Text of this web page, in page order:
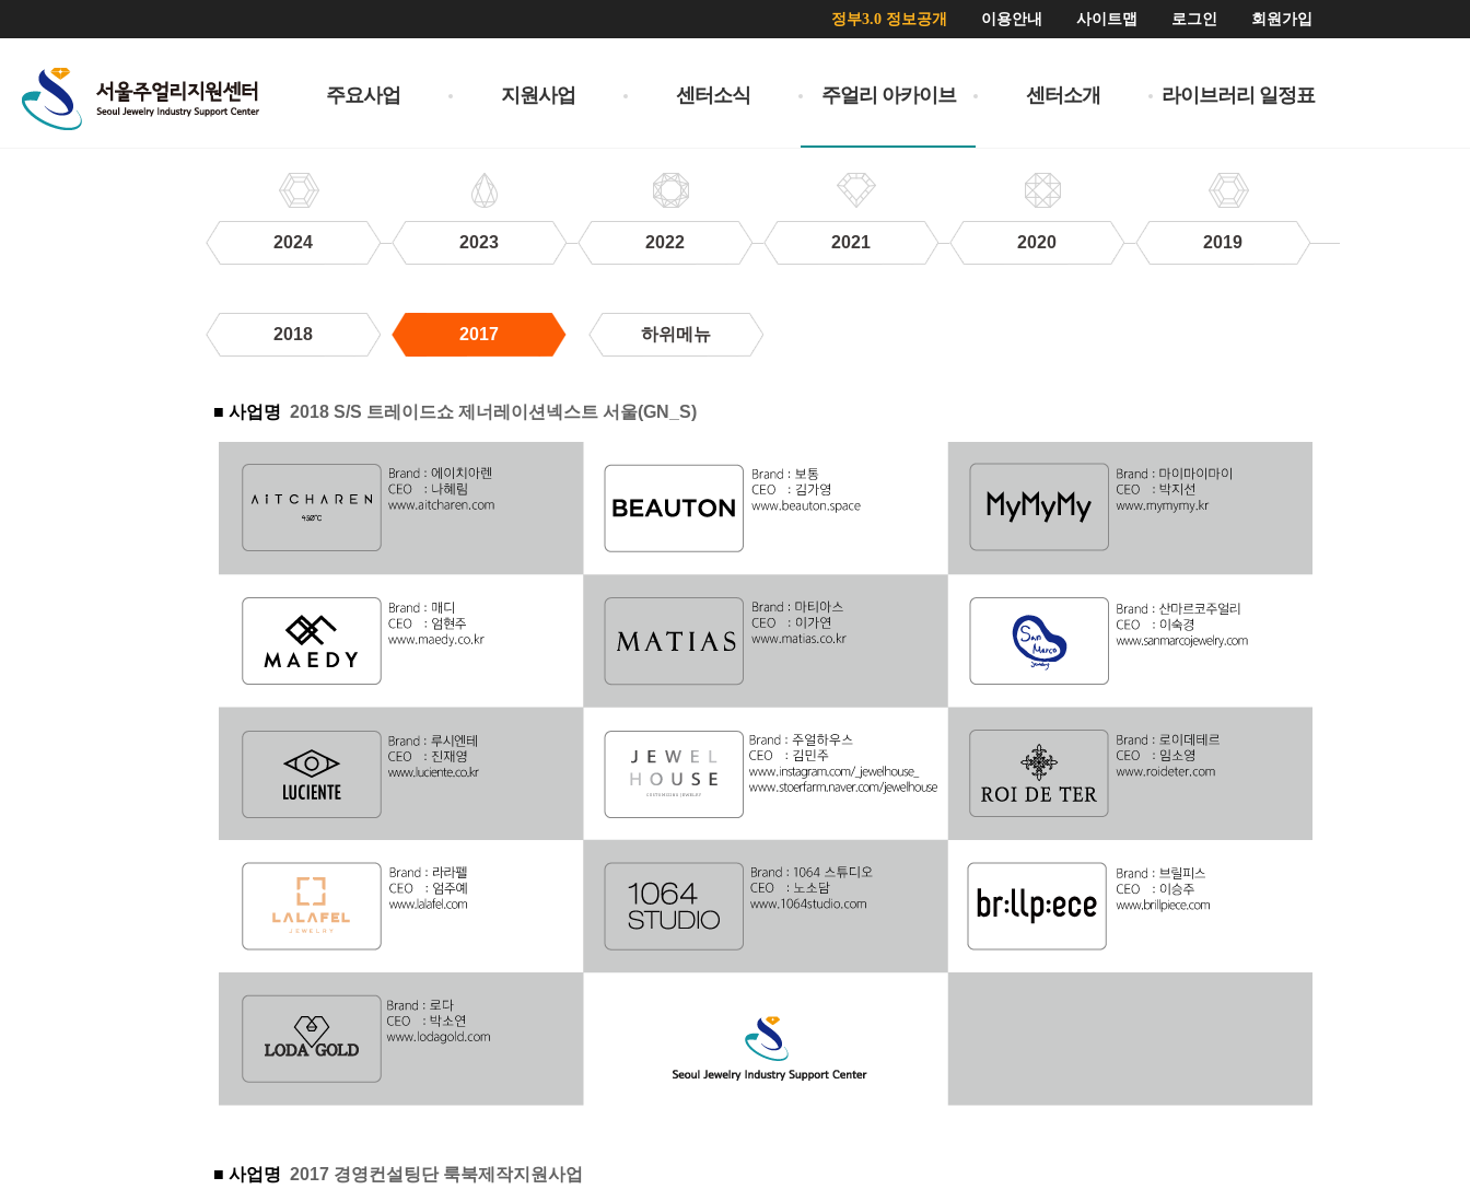
정부3.0 정보공개 이용안내 사이트맵 로그인 회원가입
주요사업 지원사업 센터소식 주얼리 아카이브 센터소개 라이브러리 일정표
2024 2023 2022 2021 2020 2019
2018 2017 하위메뉴
■ 사업명 2018 S/S 트레이드쇼 제너레이션넥스트 서울(GN_S)
■ 사업명 2017 경영컨설팅단 룩북제작지원사업